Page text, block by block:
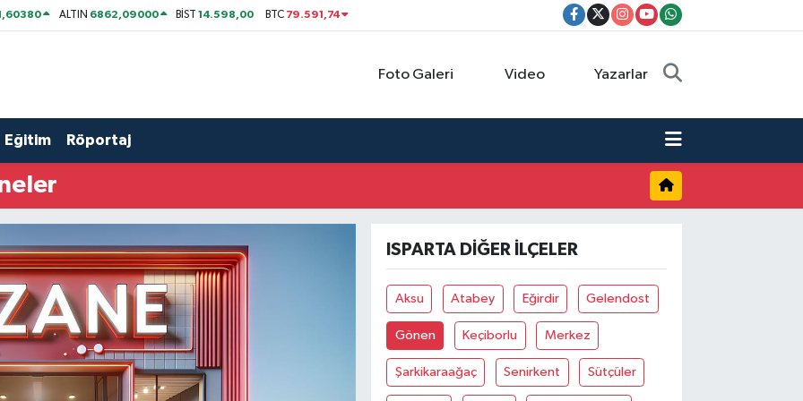
ALTIN 6862,09000 BİST14.598,00 BTC 79.591,74
Foto Galeri Video Yazarlar
Eğitim Röportaj
ISPARTA DIĞER İLÇELER
Aksu Atabey Eğirdir Gelendost
Gönen Keçiborlu Merkez
Şarkikaraağaç Senirkent Sütçüler